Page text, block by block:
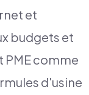
et
budgets et
PME comme
d'usine